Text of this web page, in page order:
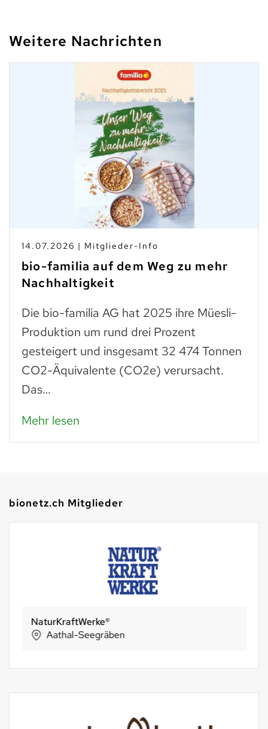
Weitere Nachrichten
14.07.2026 | Mitglieder-Info
bio-familia auf dem Weg zu mehr
Nachhaltigkeit
Die bio-familia AG hat 2025 ihre Müesli-
Produktion um rund drei Prozent
gesteigert und insgesamt 32 474 Tonnen
CO2-Äquivalente (CO2e) verursacht.
Das…
Mehr lesen
bionetz.ch Mitglieder
NaturKraftWerke®
Aathal-Seegräben